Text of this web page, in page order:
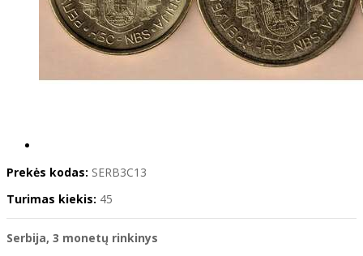
Prekės kodas: SERB3C13
Turimas kiekis: 45
Serbija, 3 monetų rinkinys